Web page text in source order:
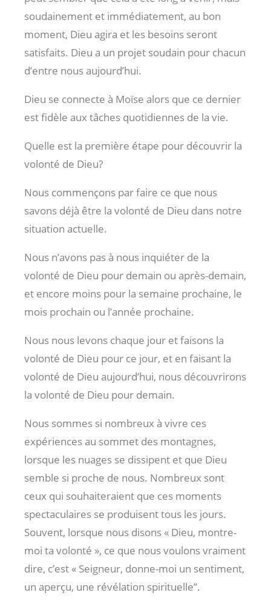
soudainement et immédiatement, au bon
moment, Dieu agira et les besoins seront
satisfaits. Dieu a un projet soudain pour chacun
d’entre nous aujourd’hui.
Dieu se connecte à Moïse alors que ce dernier
est fidèle aux tâches quotidiennes de la vie.
Quelle est la première étape pour découvrir la
volonté de Dieu?
Nous commençons par faire ce que nous
savons déjà être la volonté de Dieu dans notre
situation actuelle.
Nous n’avons pas à nous inquiéter de la
volonté de Dieu pour demain ou après-demain,
et encore moins pour la semaine prochaine, le
mois prochain ou l’année prochaine.
Nous nous levons chaque jour et faisons la
volonté de Dieu pour ce jour, et en faisant la
volonté de Dieu aujourd’hui, nous découvrirons
la volonté de Dieu pour demain.
Nous sommes si nombreux à vivre ces
expériences au sommet des montagnes,
lorsque les nuages se dissipent et que Dieu
semble si proche de nous. Nombreux sont
ceux qui souhaiteraient que ces moments
spectaculaires se produisent tous les jours.
Souvent, lorsque nous disons « Dieu, montre-
moi ta volonté », ce que nous voulons vraiment
dire, c’est « Seigneur, donne-moi un sentiment,
un aperçu, une révélation spirituelle”.